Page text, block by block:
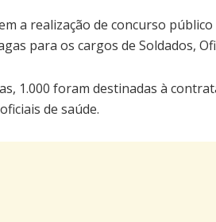
a realização de concurso
para os cargos de Soldados,
1.000 foram destinadas à
de saúde.